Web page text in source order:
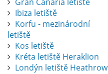
Ibiza letiště
Korfu - mezinárodní
letiště
Kos letiště
Kréta letiště Heraklion
Londýn letiště Heathrow